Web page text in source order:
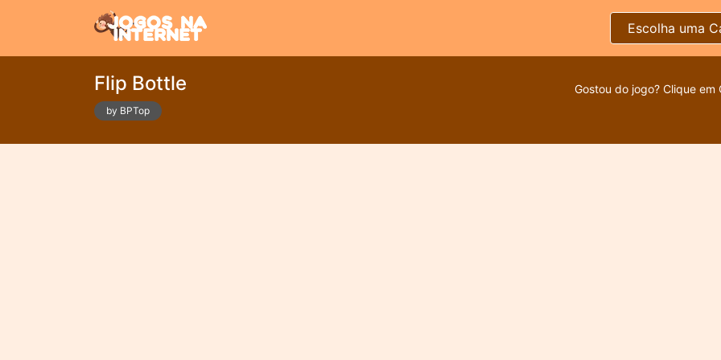
Escolha uma
Flip Bottle
by BPTop
Gostou do jogo? Clique em